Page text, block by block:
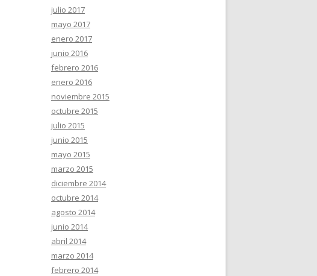
julio 2017
mayo 2017
enero 2017
junio 2016
febrero 2016
enero 2016
noviembre 2015
octubre 2015
julio 2015
junio 2015
mayo 2015
marzo 2015
diciembre 2014
octubre 2014
agosto 2014
junio 2014
abril 2014
marzo 2014
febrero 2014